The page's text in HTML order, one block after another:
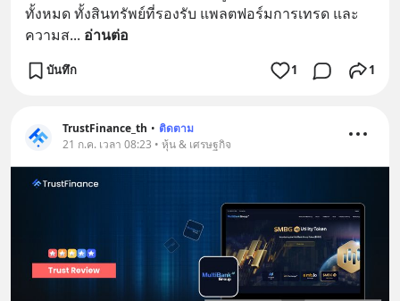
ทั้งหมด ทั้งสินทรัพย์ที่รองรับ แพลตฟอร์มการเทรด และ
ความส... อ่านต่อ
บันทึก 1 1
TrustFinance_th • ติดตาม
21 ก.ค. เวลา 08:23 • หุ้น & เศรษฐกิจ